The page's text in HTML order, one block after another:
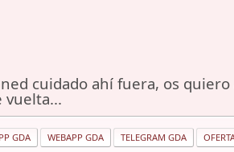
cuidado ahí fuera, os quiero
vuelta...
GDA WEBAPP GDA TELEGRAM GDA